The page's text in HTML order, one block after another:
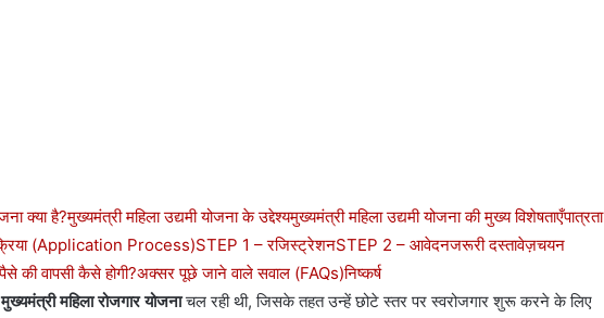
क्या है?मुख्यमंत्री महिला उद्यमी योजना के उद्देश्यमुख्यमंत्री महिला उद्यमी योजना की मुख्य विशेषताएँपात्रता
(Application Process)STEP 1 – रजिस्ट्रेशनSTEP 2 – आवेदनजरूरी दस्तावेज़चयन
पैसे की वापसी कैसे होगी?अक्सर पूछे जाने वाले सवाल (FAQs)निष्कर्ष
मुख्यमंत्री महिला रोजगार योजनाचल रही थी, जिसके तहत उन्हें छोटे स्तर पर स्वरोजगार शुरू करने के लिए